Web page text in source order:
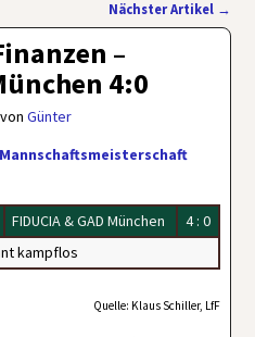
Nächster Artikel →
–
4:0
vonGünter
Mannschaftsmeisterschaft
FIDUCIA & GAD München
4 : 0
kampflos
Quelle: Klaus Schiller, LfF